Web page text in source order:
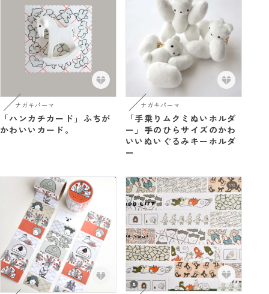
ナガキパーマ
「ハンカチカード」ふちが
かわいいカード。
ナガキパーマ
「手乗りムクミぬいホルダ
ー」手のひらサイズのかわ
いいぬいぐるみキーホルダ
ー